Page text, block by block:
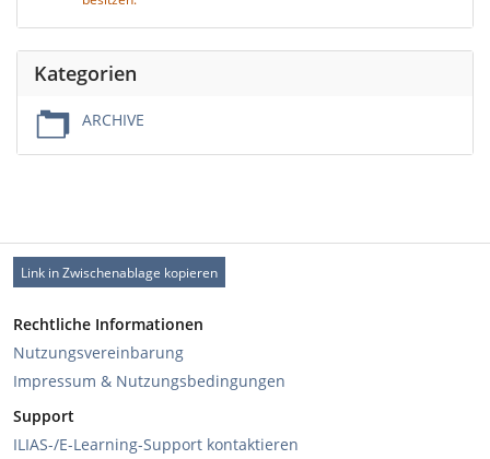
Kategorien
ARCHIVE
Link in Zwischenablage kopieren
Rechtliche Informationen
Nutzungsvereinbarung
Impressum & Nutzungsbedingungen
Support
ILIAS-/E-Learning-Support kontaktieren